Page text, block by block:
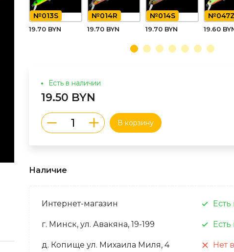
№013S
19.70 BYN
№014R
19.70 BYN
№014S
19.70 BYN
№047Z
19.60
Есть в наличии
19.50 BYN
В корзину
Наличие
Интернет-магазин
г. Минск, ул. Авакяна, 19-199
д. Копище ул. Михаила Миля, 4 Нет